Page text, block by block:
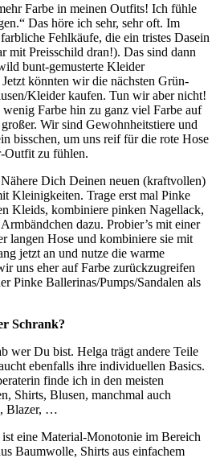
Farbe in meinen Outfits! Ich fühle
Das höre ich sehr, sehr oft. Im
Fehlkäufe, die ein tristes Dasein
mit Preisschild dran!). Das sind dann
bunt-gemusterte Kleider
könnten wir die nächsten Grün-
Kleider kaufen. Tun wir aber nicht!
Farbe hin zu ganz viel Farbe auf
Wir sind Gewohnheitstiere und
bisschen, um uns reif für die rote Hose
Outfit zu fühlen.
Dich Deinen neuen (kraftvollen)
Kleinigkeiten. Trage erst mal Pinke
Kleids, kombiniere pinken Nagellack,
dazu. Probier’s mit einer
langen Hose und kombiniere sie mit
jetzt an und nutze die warme
uns eher auf Farbe zurückzugreifen
Pinke Ballerinas/Pumps/Sandalen als
Schrank?
wer Du bist. Helga trägt andere Teile
ebenfalls ihre individuellen Basics.
finde ich in den meisten
Shirts, Blusen, manchmal auch
Blazer, …
eine Material-Monotonie im Bereich
Baumwolle, Shirts aus einfachem